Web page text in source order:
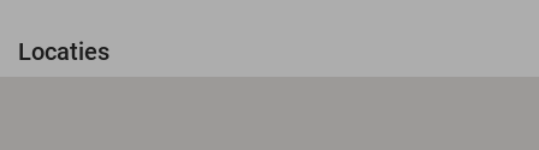
Locaties